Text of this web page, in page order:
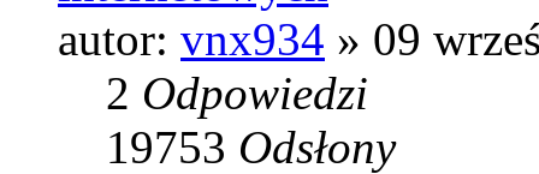
autor: vnx934 » 09
2 Odpowiedzi
19753 Odsłony